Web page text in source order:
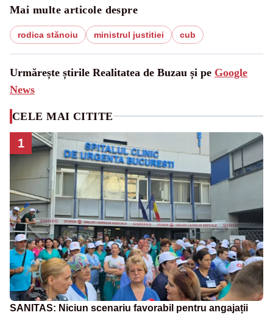
Mai multe articole despre
rodica stănoiu ministrul justitiei cub
Urmărește știrile Realitatea de Buzau și pe Google
News
CELE MAI CITITE
1
SANITAS: Niciun scenariu favorabil pentru angajații